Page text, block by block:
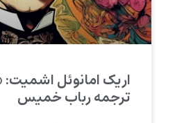
اریک امانوئل اشمیت:
ترجمه رباب خمیس